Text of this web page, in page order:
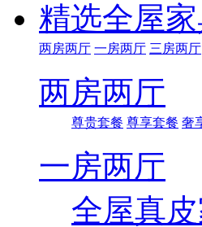
精选全屋
两房两厅 一房两厅 三房两厅
两房两厅
尊贵套餐 尊享套餐 奢
一房两厅
全屋真